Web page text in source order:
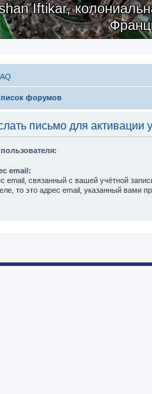
Iftikar,
форумов
письмо для активации
email:
email, связанный с вашей учётной
то это адрес email, указанный вами